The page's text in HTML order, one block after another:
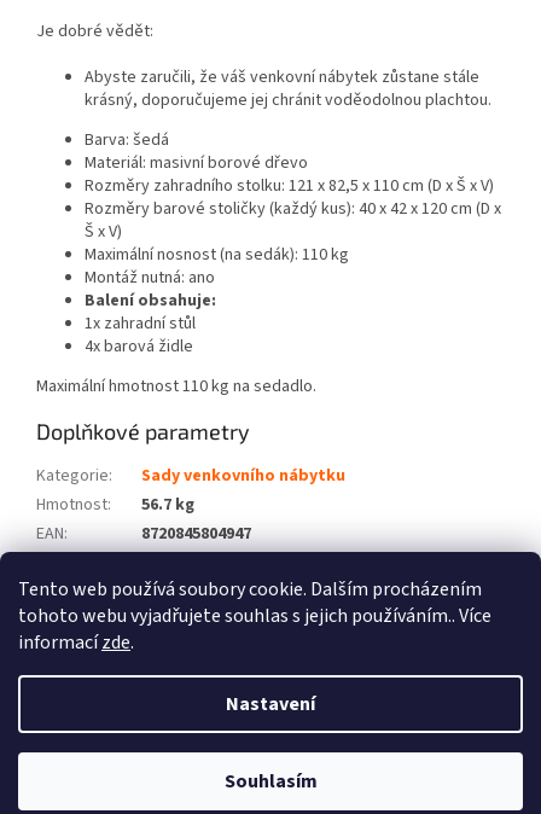
Tento web používá soubory cookie. Dalším procházením
tohoto webu vyjadřujete souhlas s jejich používáním.. Více
informacízde.
Nastavení
Souhlasím
Je dobré vědět:
Abyste zaručili, že váš venkovní nábytek zůstane stále
krásný, doporučujeme jej chránit voděodolnou plachtou.
Barva: šedá
Materiál: masivní borové dřevo
Rozměry zahradního stolku: 121 x 82,5 x 110 cm (D x Š x V)
Rozměry barové stoličky (každý kus): 40 x 42 x 120 cm (D x
Š x V)
Maximální nosnost (na sedák): 110 kg
Montáž nutná: ano
Balení obsahuje:
1x zahradní stůl
4x barová židle
Maximální hmotnost 110 kg na sedadlo.
Doplňkové parametry
Kategorie:
Sady venkovního nábytku
Hmotnost:
56.7 kg
EAN:
8720845804947
Počet balíků: 3
Vytvořil Shoptet
Zboží XL. Všechna práva vyhrazena.